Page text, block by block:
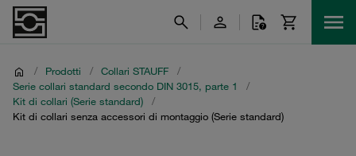
/ Prodotti / Collari STAUFF
/
Serie collari standard secondo DIN 3015, parte 1
/
Kit di collari (Serie standard)
/
Kit di collari senza accessori di montaggio (Serie standard)